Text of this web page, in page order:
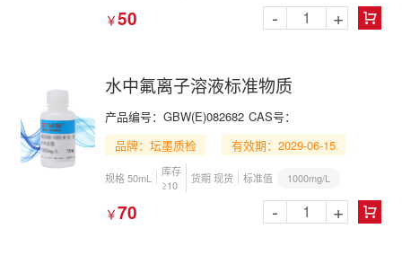
￥50 
- +
水中氟离子溶液标准物质
产品编号：GBW(E)082682 CAS号：
品牌：坛墨质检
有效期：2029-06-15
规格 50mL
库存
≥10
货期 现货 标准值 1000mg/L
￥70 
- +